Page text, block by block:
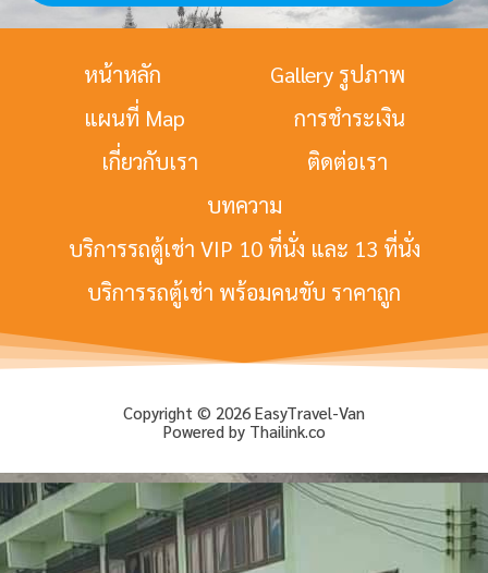
หน้าหลัก
Gallery รูปภาพ
แผนที่ Map
การชำระเงิน
เกี่ยวกับเรา
ติดต่อเรา
บทความ
บริการรถตู้เช่า VIP 10 ที่นั่ง และ 13 ที่นั่ง
บริการรถตู้เช่า พร้อมคนขับ ราคาถูก
Copyright © 2026 EasyTravel-Van
Powered by Thailink.co